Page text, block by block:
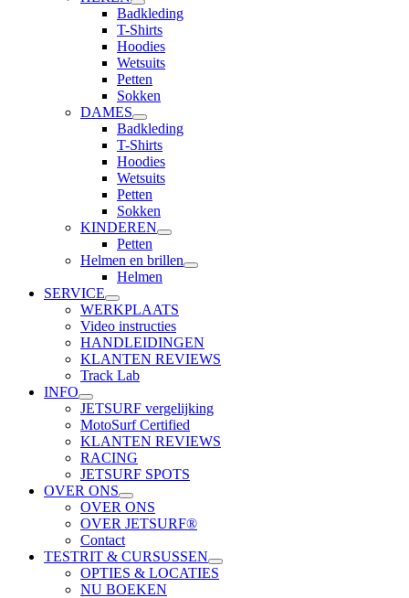
Badkleding
T-Shirts
Hoodies
Wetsuits
Petten
Sokken
DAMES
Badkleding
T-Shirts
Hoodies
Wetsuits
Petten
Sokken
KINDEREN
Petten
Helmen en brillen
Helmen
SERVICE
WERKPLAATS
Video instructies
HANDLEIDINGEN
KLANTEN REVIEWS
Track Lab
INFO
JETSURF vergelijking
MotoSurf Certified
KLANTEN REVIEWS
RACING
JETSURF SPOTS
OVER ONS
OVER ONS
OVER JETSURF®
Contact
TESTRIT & CURSUSSEN
OPTIES & LOCATIES
NU BOEKEN